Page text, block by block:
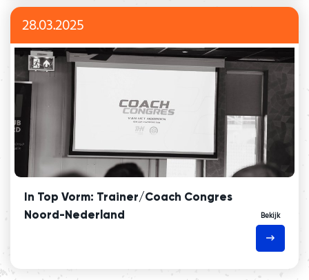
28.03.2025
In Top Vorm: Trainer/Coach Congres
Noord-Nederland
Bekijk